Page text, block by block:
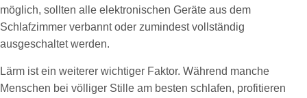
möglich, sollten alle elektronischen Geräte aus dem
Schlafzimmer verbannt oder zumindest vollständig
ausgeschaltet werden.
Lärm ist ein weiterer wichtiger Faktor. Während manche
Menschen bei völliger Stille am besten schlafen, profitieren